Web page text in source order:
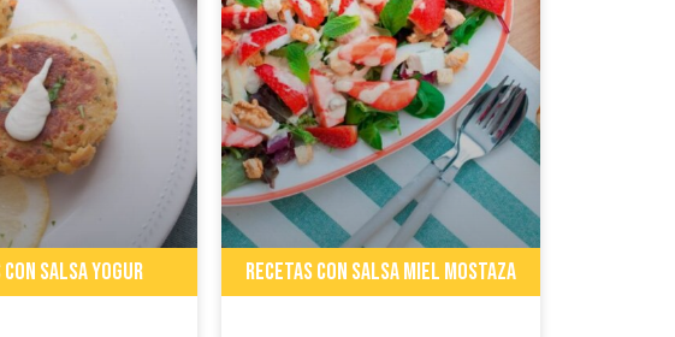
SALSA YOGUR RECETAS CON SALSA MIEL MOSTAZA